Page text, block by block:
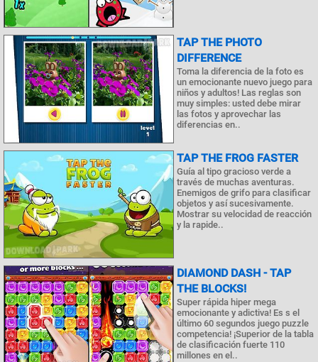
TAP THE PHOTO
DIFFERENCE
Toma la diferencia de la foto es
un emocionante nuevo juego para
niños y adultos! Las reglas son
muy simples: usted debe mirar
las fotos y aprovechar las
diferencias en..
TAP THE FROG FASTER
Guía al tipo gracioso verde a
través de muchas aventuras.
Enemigos de grifo para clasificar
objetos y así sucesivamente.
Mostrar su velocidad de reacción
y la rapide..
DIAMOND DASH - TAP
THE BLOCKS!
Super rápida hiper mega
emocionante y adictiva! Es s el
último 60 segundos juego puzzle
competencia! ¡Superior de la tabla
de clasificación fuerte 110
millones en el..